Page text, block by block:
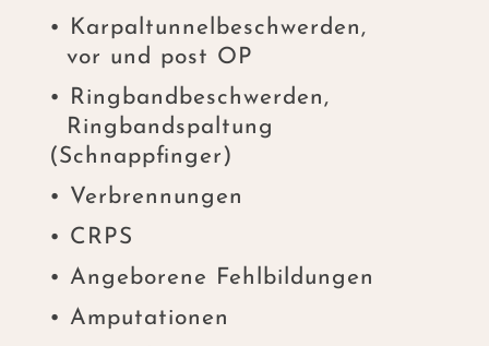
• Karpaltunnelbeschwerden,
vor und post OP
• Ringbandbeschwerden,
Ringbandspaltung
(Schnappfinger)
• Verbrennungen
• CRPS
• Angeborene Fehlbildungen
• Amputationen